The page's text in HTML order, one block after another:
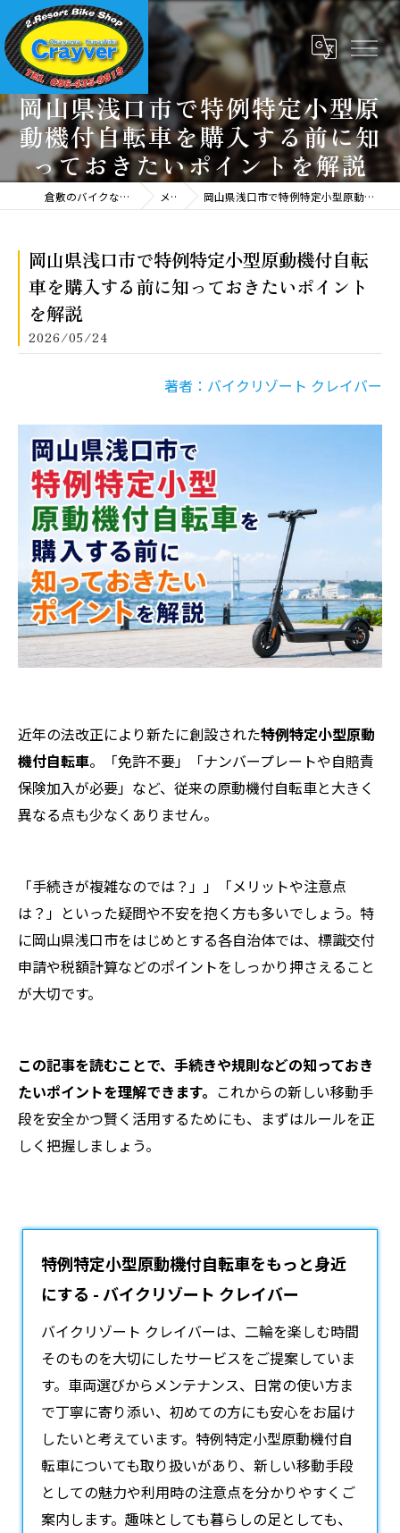
岡山県浅口市で特例特定小型原
動機付自転車を購入する前に知
っておきたいポイントを解説
倉敷のバイクならバイクリゾート クレイバー メディア 岡山県浅口市で特例特定小型原動機付自転車を購入する前に知っておきたいポイントを解説
岡山県浅口市で特例特定小型原動機付自転
車を購入する前に知っておきたいポイント
を解説
2026/05/24
著者：バイクリゾート クレイバー
近年の法改正により新たに創設された特例特定小型原動
機付自転車。「免許不要」「ナンバープレートや自賠責
保険加入が必要」など、従来の原動機付自転車と大きく
異なる点も少なくありません。
「手続きが複雑なのでは？」」「メリットや注意点
は？」といった疑問や不安を抱く方も多いでしょう。特
に岡山県浅口市をはじめとする各自治体では、標識交付
申請や税額計算などのポイントをしっかり押さえること
が大切です。
この記事を読むことで、手続きや規則などの知っておき
たいポイントを理解できます。 これからの新しい移動手
段を安全かつ賢く活用するためにも、まずはルールを正
しく把握しましょう。
特例特定小型原動機付自転車をもっと身近
にする - バイクリゾート クレイバー
バイクリゾート クレイバーは、二輪を楽しむ時間
そのものを大切にしたサービスをご提案していま
す。車両選びからメンテナンス、日常の使い方ま
で丁寧に寄り添い、初めての方にも安心をお届け
したいと考えています。 特例特定小型原動機付自
転車についても取り扱いがあり、新しい移動手段
としての魅力や利用時の注意点を分かりやすくご
案内します。趣味としても暮らしの足としても、